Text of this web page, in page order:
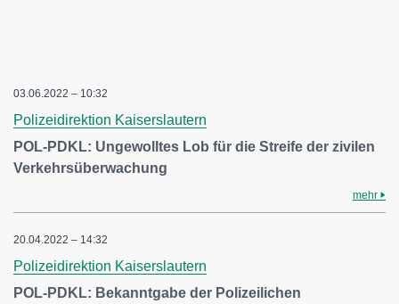
03.06.2022 – 10:32
Polizeidirektion Kaiserslautern
POL-PDKL: Ungewolltes Lob für die Streife der zivilen
Verkehrsüberwachung
mehr
20.04.2022 – 14:32
Polizeidirektion Kaiserslautern
POL-PDKL: Bekanntgabe der Polizeilichen